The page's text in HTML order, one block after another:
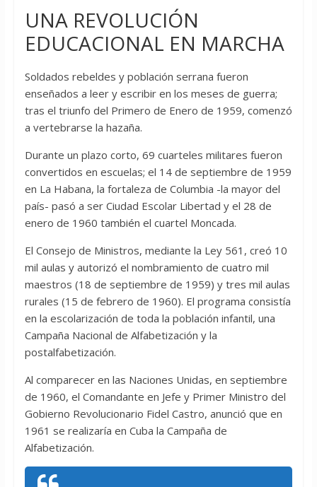
UNA REVOLUCIÓN
EDUCACIONAL EN MARCHA
Soldados rebeldes y población serrana fueron
enseñados a leer y escribir en los meses de guerra;
tras el triunfo del Primero de Enero de 1959, comenzó
a vertebrarse la hazaña.
Durante un plazo corto, 69 cuarteles militares fueron
convertidos en escuelas; el 14 de septiembre de 1959
en La Habana, la fortaleza de Columbia -la mayor del
país- pasó a ser Ciudad Escolar Libertad y el 28 de
enero de 1960 también el cuartel Moncada.
El Consejo de Ministros, mediante la Ley 561, creó 10
mil aulas y autorizó el nombramiento de cuatro mil
maestros (18 de septiembre de 1959) y tres mil aulas
rurales (15 de febrero de 1960). El programa consistía
en la escolarización de toda la población infantil, una
Campaña Nacional de Alfabetización y la
postalfabetización.
Al comparecer en las Naciones Unidas, en septiembre
de 1960, el Comandante en Jefe y Primer Ministro del
Gobierno Revolucionario Fidel Castro, anunció que en
1961 se realizaría en Cuba la Campaña de
Alfabetización.